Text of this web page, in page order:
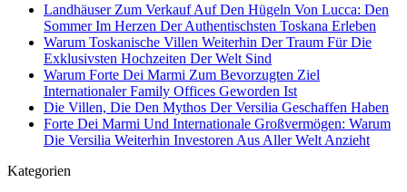
Landhäuser Zum Verkauf Auf Den Hügeln Von Lucca: Den
Sommer Im Herzen Der Authentischsten Toskana Erleben
Warum Toskanische Villen Weiterhin Der Traum Für Die
Exklusivsten Hochzeiten Der Welt Sind
Warum Forte Dei Marmi Zum Bevorzugten Ziel
Internationaler Family Offices Geworden Ist
Die Villen, Die Den Mythos Der Versilia Geschaffen Haben
Forte Dei Marmi Und Internationale Großvermögen: Warum
Die Versilia Weiterhin Investoren Aus Aller Welt Anzieht
Kategorien